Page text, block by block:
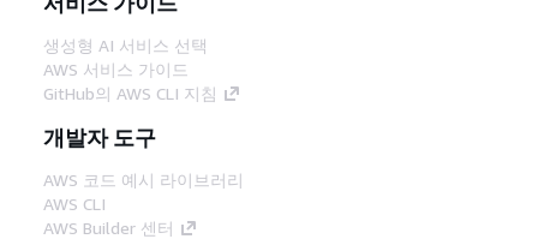
생성형 AI 서비스 선택
AWS 서비스 가이드
GitHub의 AWS CLI 지침
개발자 도구
AWS 코드 예시 라이브러리
AWS CLI
AWS Builder 센터